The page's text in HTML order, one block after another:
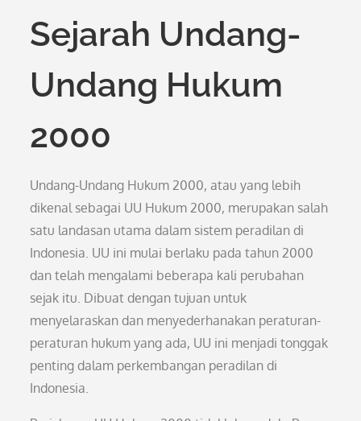
Sejarah Undang-
Undang Hukum
2000
Undang-Undang Hukum 2000, atau yang lebih
dikenal sebagai UU Hukum 2000, merupakan salah
satu landasan utama dalam sistem peradilan di
Indonesia. UU ini mulai berlaku pada tahun 2000
dan telah mengalami beberapa kali perubahan
sejak itu. Dibuat dengan tujuan untuk
menyelaraskan dan menyederhanakan peraturan-
peraturan hukum yang ada, UU ini menjadi tonggak
penting dalam perkembangan peradilan di
Indonesia.